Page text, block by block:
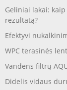
Geliniai lakai:
rezultatą?
Efektyvi
WPC terasinės
Vandens filtrų
Didelis vidaus